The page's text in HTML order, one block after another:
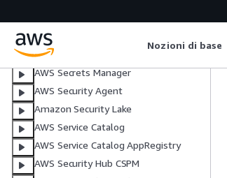
Nozioni di base
Amazon S3 Vectors
Amazon SageMaker AI
AWS Secrets Manager
AWS Security Agent
Amazon Security Lake
AWS Service Catalog
AWS Service Catalog AppRegistry
AWS Security Hub CSPM